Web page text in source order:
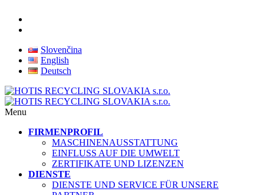
Slovenčina
English
Deutsch
Menu
FIRMENPROFIL
MASCHINENAUSSTATTUNG
EINFLUSS AUF DIE UMWELT
ZERTIFIKATE UND LIZENZEN
DIENSTE
DIENSTE UND SERVICE FÜR UNSERE